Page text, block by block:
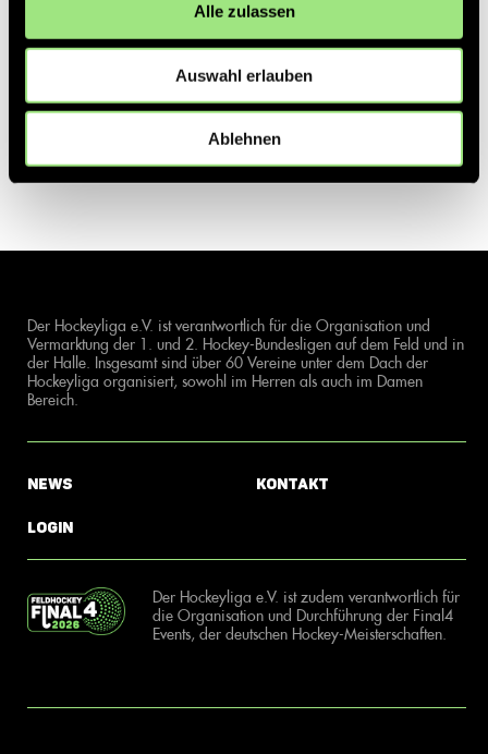
Alle zulassen
Auswahl erlauben
Ablehnen
Der Hockeyliga e.V. ist verantwortlich für die Organisation und
Vermarktung der 1. und 2. Hockey-Bundesligen auf dem Feld und in
der Halle. Insgesamt sind über 60 Vereine unter dem Dach der
Hockeyliga organisiert, sowohl im Herren als auch im Damen
Bereich.
News
Login
Kontakt
Der Hockeyliga e.V. ist zudem verantwortlich für
die Organisation und Durchführung der Final4
Events, der deutschen Hockey-Meisterschaften.